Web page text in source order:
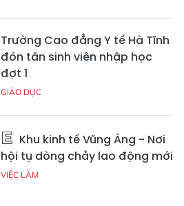
Trường Cao đẳng Y tế Hà Tĩnh
đón tân sinh viên nhập học
đợt 1
GIÁO DỤC
Khu kinh tế Vũng Áng - Nơi
hội tụ dòng chảy lao động mới
VIỆC LÀM